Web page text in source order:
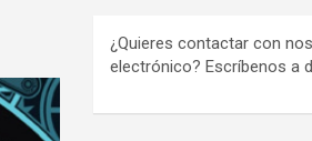
¿Quieres contactar con
electrónico? Escríbenos a